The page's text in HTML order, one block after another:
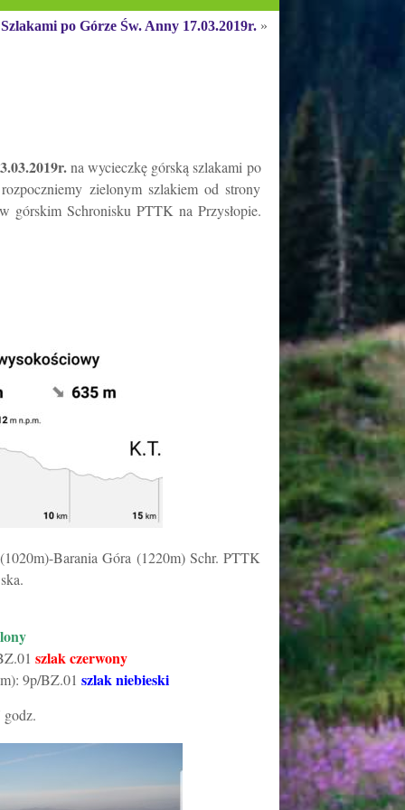
Szlakami po Górze Św. Anny 17.03.2019r.»
na wycieczkę górską szlakami po
zielonym szlakiem od strony
górskim Schronisku PTTK na Przysłopie.
Barania Góra (1220m) Schr. PTTK
szlak czerwony
9p/BZ.01 szlak niebieski